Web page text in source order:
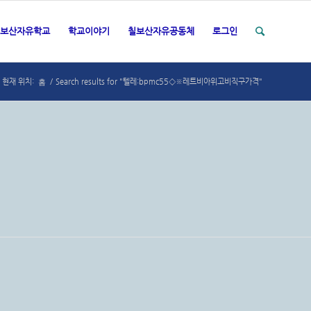
산자유학교 학교이야기 칠보산자유공동체 로그인
현재 위치: 홈 / Search results for "텔레:bpmc55◇※레트비아위고비직구가격"